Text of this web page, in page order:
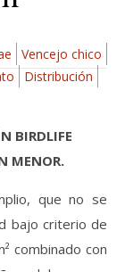
Vencejo chico
Distribución
BIRDLIFE
MENOR.
que no se
bajo criterio de
combinado con